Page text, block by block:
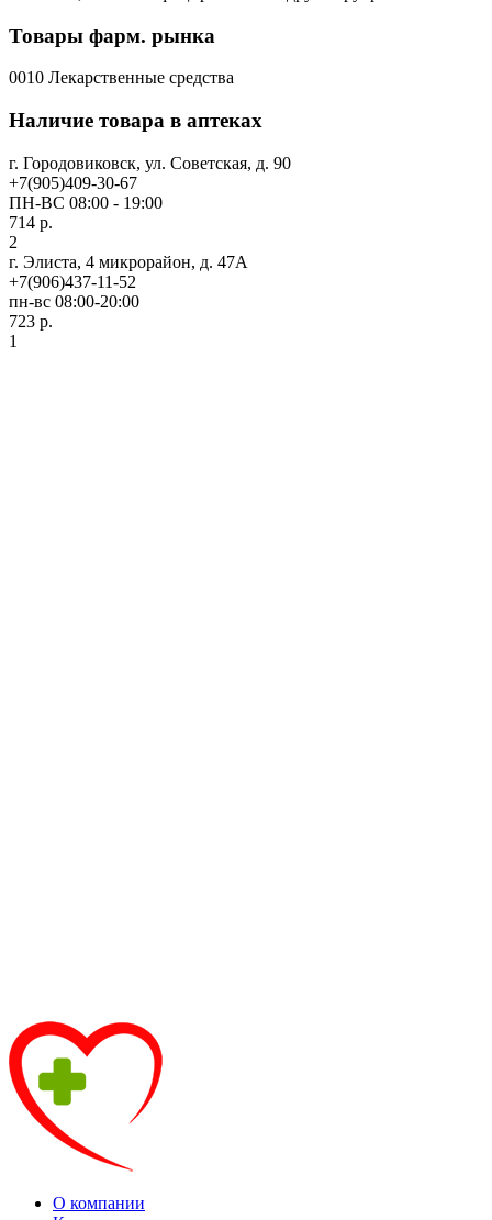
Товары фарм. рынка
0010 Лекарственные средства
Наличие товара в аптеках
г. Городовиковск, ул. Советская, д. 90
+7(905)409-30-67
ПН-ВС 08:00 - 19:00
714 р.
2
г. Элиста, 4 микрорайон, д. 47А
+7(906)437-11-52
пн-вс 08:00-20:00
723 р.
1
О компании